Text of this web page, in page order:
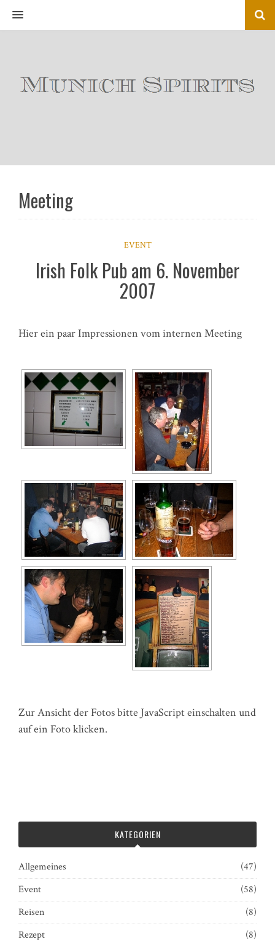
MENU
Meeting
EVENT
Irish Folk Pub am 6. November
2007
Hier ein paar Impressionen vom internen Meeting
Zur Ansicht der Fotos bitte JavaScript einschalten und
auf ein Foto klicken.
KATEGORIEN
Allgemeines
(47)
Event
(58)
Reisen
(8)
Rezept
(8)